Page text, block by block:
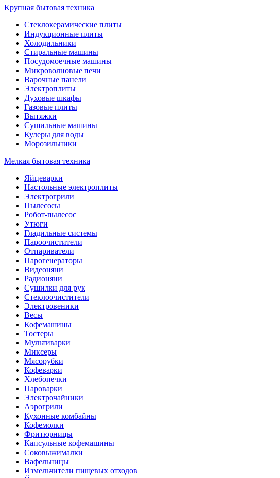
Крупная бытовая техника
Стеклокерамические плиты
Индукционные плиты
Холодильники
Стиральные машины
Посудомоечные машины
Микроволновые печи
Варочные панели
Электроплиты
Духовые шкафы
Газовые плиты
Вытяжки
Сушильные машины
Кулеры для воды
Морозильники
Мелкая бытовая техника
Яйцеварки
Настольные электроплиты
Электрогрили
Пылесосы
Робот-пылесос
Утюги
Гладильные системы
Пароочистители
Отпариватели
Парогенераторы
Видеоняни
Радионяни
Сушилки для рук
Стеклоочистители
Электровеники
Весы
Кофемашины
Тостеры
Мультиварки
Миксеры
Мясорубки
Кофеварки
Хлебопечки
Пароварки
Электрочайники
Аэрогрили
Кухонные комбайны
Кофемолки
Фритюрницы
Капсульные кофемашины
Соковыжималки
Вафельницы
Измельчители пищевых отходов